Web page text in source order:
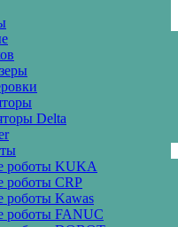
Delta
роботы KUKA
роботы CRP
роботы Kawas
роботы FANUC